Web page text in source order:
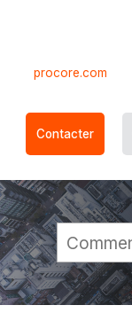
procore.com
Contacter